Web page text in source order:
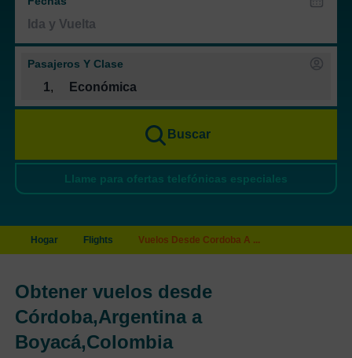
Pasajeros Y Clase
1, Económica
Buscar
Llame para ofertas telefónicas especiales
Hogar Flights Vuelos Desde Cordoba A ...
Obtener vuelos desde
Córdoba,Argentina a
Boyacá,Colombia